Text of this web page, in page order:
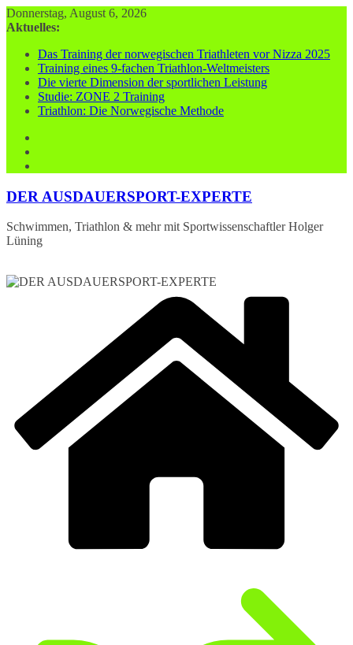
Zum
Inhalt
Donnerstag, August 6, 2026
Aktuelles:
Das Training der norwegischen Triathleten vor Nizza 2025
Training eines 9-fachen Triathlon-Weltmeisters
Die vierte Dimension der sportlichen Leistung
Studie: ZONE 2 Training
Triathlon: Die Norwegische Methode
DER AUSDAUERSPORT-EXPERTE
Schwimmen, Triathlon & mehr mit Sportwissenschaftler Holger
Lüning